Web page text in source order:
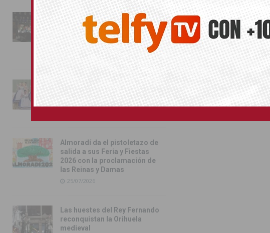
Pilar de la Horadada
conmemora con emoción el
40º aniversario de su
independencia como municipio
Almoradí presume de raíces
con el desfile del Bando
Almoradí da el pistoletazo de
salida a sus Feria y Fiestas
2026 con la proclamación de
las Reinas y Damas
25/07/2026
Las huestes del Rey Fernando
reconquistan la Orihuela
medieval